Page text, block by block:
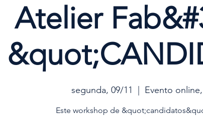
Atelier
segunda, 09/11 Evento
Este workshop de